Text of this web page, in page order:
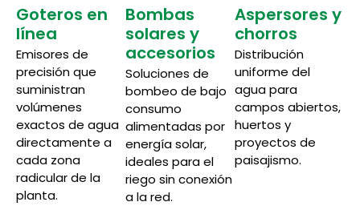
Goteros en
línea
Emisores de
precisión que
suministran
volúmenes
exactos de agua
directamente a
cada zona
radicular de la
planta.
Bombas
solares y
accesorios
Soluciones de
bombeo de bajo
consumo
alimentadas por
energía solar,
ideales para el
riego sin conexión
a la red.
Aspersores y
chorros
Distribución
uniforme del
agua para
campos abiertos,
huertos y
proyectos de
paisajismo.